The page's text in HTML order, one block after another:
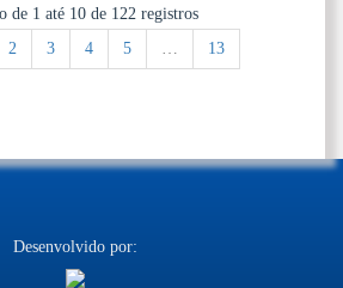
de 1 até 10 de 122 registros
2 3 4 5 … 13
Desenvolvido por: